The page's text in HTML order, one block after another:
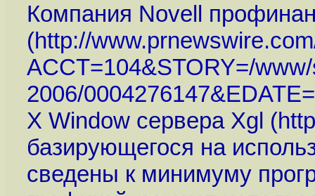
Компания Novell
(http://
ACCT=104&STORY=/
2006/0004276147&EDATE=
X Window сервера Xgl (
базирующегося на
сведены к минимуму